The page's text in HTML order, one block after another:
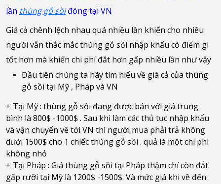
lần thùng gỗ sồiđóng tại VN
Giá cả chênh lệch nhau quá nhiều lần khiến cho nhiều
người vẫn thắc mắc thùng gỗ sồi nhập khẩu có điểm gì
tốt hơn mà khiến chi phí đắt hơn gấp nhiều lần như vậy
Đầu tiên chúng ta hãy tìm hiểu về giá cả của thùng
gỗ sồi tại Mỹ , Pháp và VN
+ Tại Mỹ : thùng gỗ sồi đang được bán với giá trung
bình là 800$ -1000$ . Sau khi làm các thủ tục nhập khẩu
và vận chuyển về tới VN thì người mua phải trả không
dưới 1500$ cho 1 chiếc thùng gỗ sồi . quả là một chi phí
không nhỏ
+ Tại Pháp : Giá thùng gỗ sồi tại Pháp thậm chí còn đắt
gấp rưỡi tại Mỹ là 1200$ -1500$. Và mức giá khi về đến